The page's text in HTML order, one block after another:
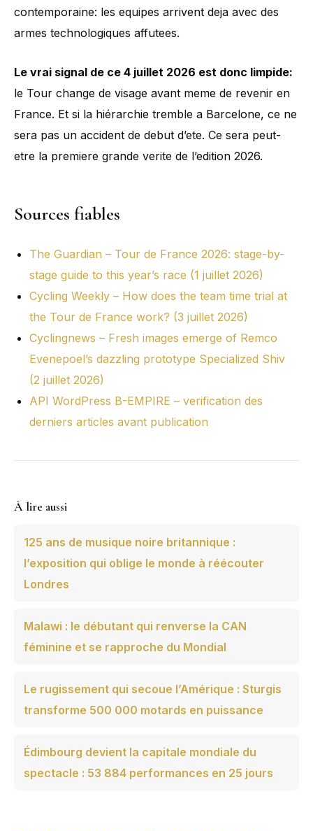
contemporaine: les equipes arrivent deja avec des
armes technologiques affutees.
Le vrai signal de ce 4 juillet 2026 est donc limpide:
le Tour change de visage avant meme de revenir en
France. Et si la hiérarchie tremble a Barcelone, ce ne
sera pas un accident de debut d’ete. Ce sera peut-
etre la premiere grande verite de l’edition 2026.
Sources fiables
The Guardian – Tour de France 2026: stage-by-
stage guide to this year’s race (1 juillet 2026)
Cycling Weekly – How does the team time trial at
the Tour de France work? (3 juillet 2026)
Cyclingnews – Fresh images emerge of Remco
Evenepoel’s dazzling prototype Specialized Shiv
(2 juillet 2026)
API WordPress B-EMPIRE – verification des
derniers articles avant publication
À lire aussi
125 ans de musique noire britannique :
l’exposition qui oblige le monde à réécouter
Londres
Malawi : le débutant qui renverse la CAN
féminine et se rapproche du Mondial
Le rugissement qui secoue l’Amérique : Sturgis
transforme 500 000 motards en puissance
Édimbourg devient la capitale mondiale du
spectacle : 53 884 performances en 25 jours